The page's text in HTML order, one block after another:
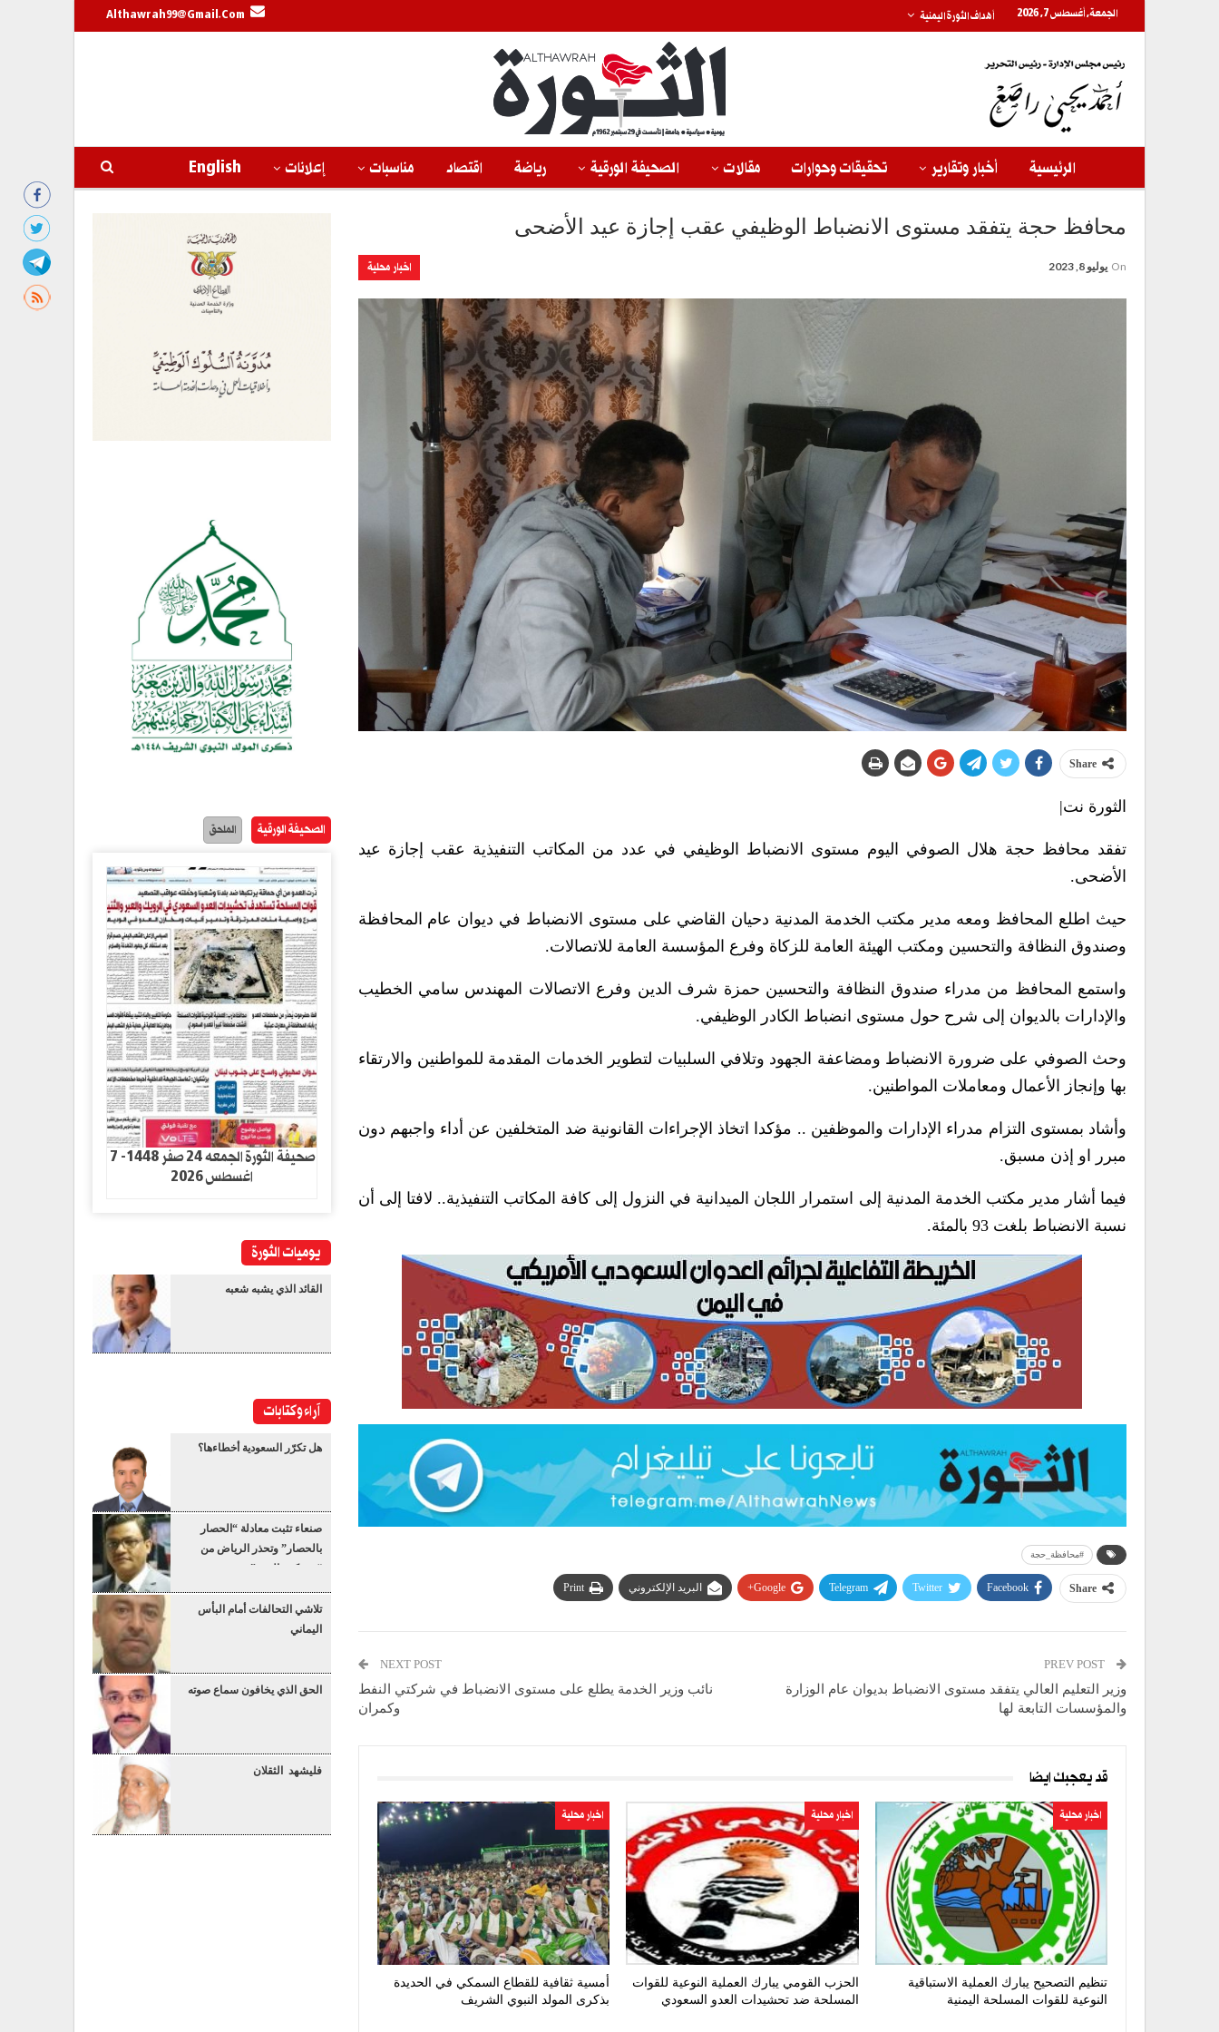
الجمعة, أغسطس 7, 2026 أهداف الثورة اليمنية Althawrah99@gmail.com
الرئيسية أخبار وتقارير تحقيقات وحوارات مقالات الصحيفة الورقية رياضة اقتصاد مناسبات إعلانات English
محافظ حجة يتفقد مستوى الانضباط الوظيفي عقب إجازة عيد الأضحى
اخبار محلية On يوليو 8, 2023
Share
الثورة نت|
تفقد محافظ حجة هلال الصوفي اليوم مستوى الانضباط الوظيفي في عدد من المكاتب التنفيذية عقب إجازة عيد
الأضحى.
حيث اطلع المحافظ ومعه مدير مكتب الخدمة المدنية دحيان القاضي على مستوى الانضباط في ديوان عام المحافظة
وصندوق النظافة والتحسين ومكتب الهيئة العامة للزكاة وفرع المؤسسة العامة للاتصالات.
واستمع المحافظ من مدراء صندوق النظافة والتحسين حمزة شرف الدين وفرع الاتصالات المهندس سامي الخطيب
والإدارات بالديوان إلى شرح حول مستوى انضباط الكادر الوظيفي.
وحث الصوفي على ضرورة الانضباط ومضاعفة الجهود وتلافي السلبيات لتطوير الخدمات المقدمة للمواطنين والارتقاء
بها وإنجاز الأعمال ومعاملات المواطنين.
وأشاد بمستوى التزام مدراء الإدارات والموظفين .. مؤكدا اتخاذ الإجراءات القانونية ضد المتخلفين عن أداء واجبهم دون
مبرر او إذن مسبق.
فيما أشار مدير مكتب الخدمة المدنية إلى استمرار اللجان الميدانية في النزول إلى كافة المكاتب التنفيذية.. لافتا إلى أن
نسبة الانضباط بلغت 93 بالمئة.
#محافظة_حجة
Share
Facebook
Twitter
Telegram
Google+ البريد الإلكتروني Print
وزير التعليم العالي يتفقد مستوى الانضباط بديوان عام الوزارة
والمؤسسات التابعة لها
NEXT POST
نائب وزير الخدمة يطلع على مستوى الانضباط في شركتي النفط
وكمران
قد يعجبك ايضا
اخبار محلية
تنظيم التصحيح يبارك العملية الاستباقية
النوعية للقوات المسلحة اليمنية
اخبار محلية
الحزب القومي يبارك العملية النوعية للقوات
المسلحة ضد تحشيدات العدو السعودي
اخبار محلية
أمسية ثقافية للقطاع السمكي في الحديدة
بذكرى المولد النبوي الشريف
الصحيفة الورقية الملحق
صحيفة الثورة الجمعه 24 صفر 1448- 7
اغسطس 2026
يوميات الثورة
القائد الذي يشبه شعبه
آراء وكتابات
هل تكرّر السعودية أخطاءها؟
صنعاء تثبت معادلة “الحصار
بالحصار” وتحذر الرياض من
“عسكرة البحر”
تلاشي التحالفات أمام البأس
اليماني
الحق الذي يخافون سماع صوته
فليشهد الثقلان